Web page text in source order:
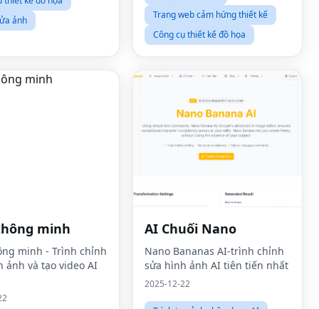
ảnh
Trang web cảm hứng thiết kế
Công cụ thiết kế đồ họa
minh
minh - Trình chỉnh
ảnh và tạo video AI
AI Chuối Nano
Nano Bananas AI-trình chỉnh
sửa hình ảnh AI tiên tiến nhất
2025-12-22